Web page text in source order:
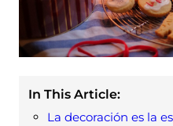
In This Article:
La decoración es la